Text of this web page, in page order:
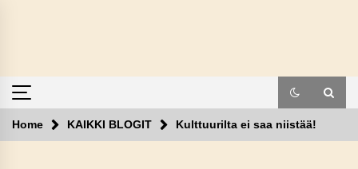
Home KAIKKI BLOGIT Kulttuurilta ei saa niistää!